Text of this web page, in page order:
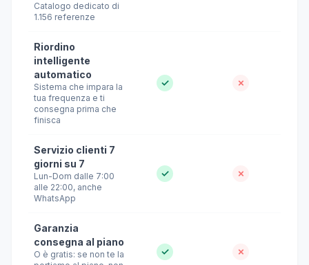
Catalogo dedicato di
1.156 referenze
Riordino
intelligente
automatico
Sistema che impara la
tua frequenza e ti
consegna prima che
finisca
✓ ✗
Servizio clienti 7
giorni su 7
Lun-Dom dalle 7:00
alle 22:00, anche
WhatsApp
✓ ✗
Garanzia
consegna al piano
O è gratis: se non te la
✓ ✗